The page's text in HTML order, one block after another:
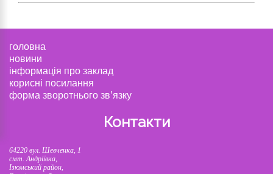
головна
новини
інформація про заклад
корисні посилання
форма зворотнього зв’язку
Контакти
64220 вул. Шевченка, 1
смт. Андріївка,
Ізюмський район,